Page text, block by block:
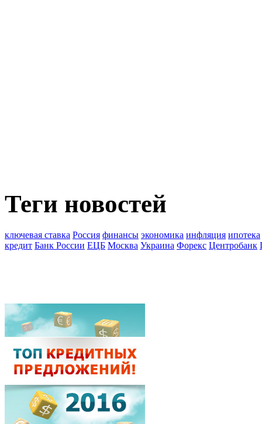
Теги новостей
ключевая ставка Россия финансы экономика инфляция ипотека
кредит Банк России ЕЦБ Москва Украина Форекс Центробанк